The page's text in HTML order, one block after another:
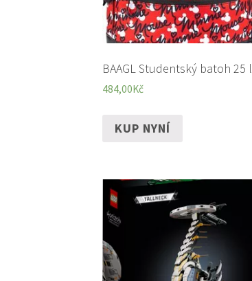
BAAGL Studentský batoh 25 l
484,00Kč
KUP NYNÍ